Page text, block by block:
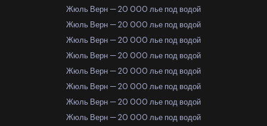
Жюль Верн — 20 000 лье под водой
Жюль Верн — 20 000 лье под водой
Жюль Верн — 20 000 лье под водой
Жюль Верн — 20 000 лье под водой
Жюль Верн — 20 000 лье под водой
Жюль Верн — 20 000 лье под водой
Жюль Верн — 20 000 лье под водой
Жюль Верн — 20 000 лье под водой